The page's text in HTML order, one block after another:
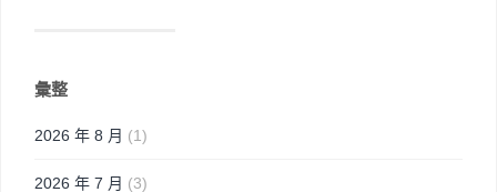
彙整
2026 年 8 月 (1)
2026 年 7 月 (3)